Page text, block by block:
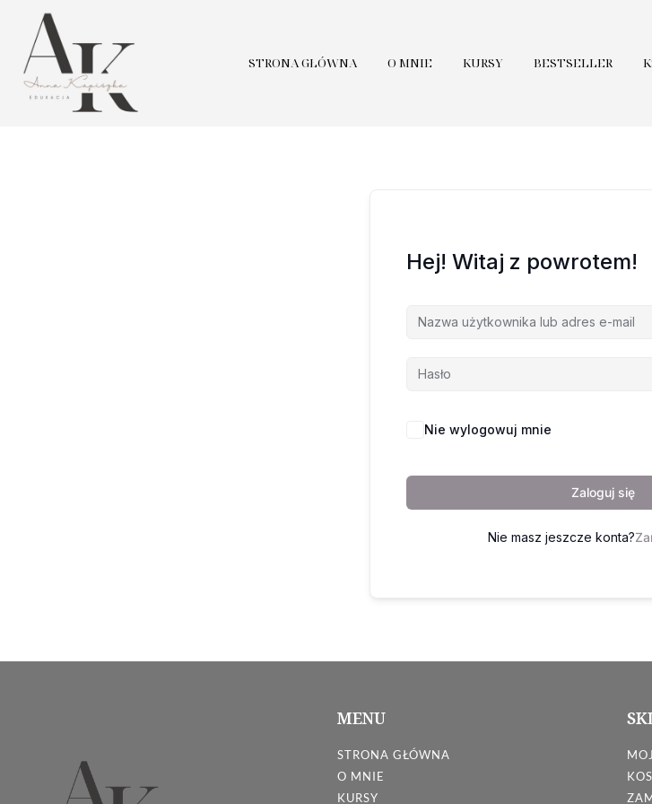
STRONA GŁÓWNA O MNIE KURSY BESTSELLER
Hej! Witaj z powrotem!
Nie wylogowuj mnie
Zaloguj się
Nie masz jeszcze konta?
MENU
STRONA GŁÓWNA
O MNIE
KURSY